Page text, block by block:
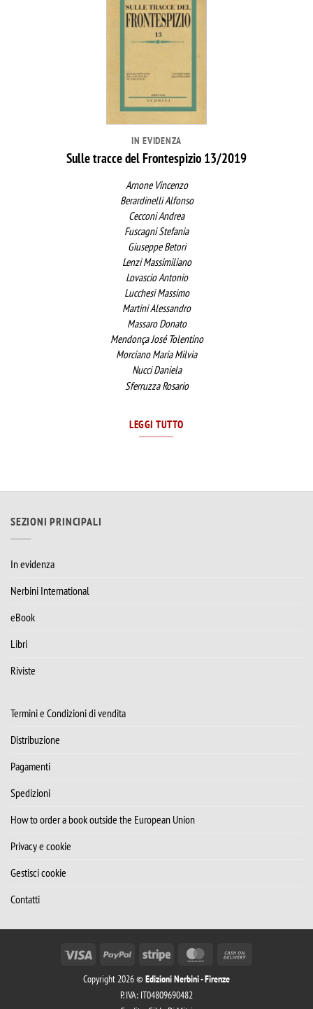
IN EVIDENZA
Sulle tracce del Frontespizio 13/2019
Arnone Vincenzo
Berardinelli Alfonso
Cecconi Andrea
Fuscagni Stefania
Giuseppe Betori
Lenzi Massimiliano
Lovascio Antonio
Lucchesi Massimo
Martini Alessandro
Massaro Donato
Mendonça José Tolentino
Morciano Maria Milvia
Nucci Daniela
Sferruzza Rosario
LEGGI TUTTO
SEZIONI PRINCIPALI
In evidenza
Nerbini International
eBook
Libri
Riviste
Termini e Condizioni di vendita
Distribuzione
Pagamenti
Spedizioni
How to order a book outside the European Union
Privacy e cookie
Gestisci cookie
Contatti
Visa PayPal Stripe MasterCard
Copyright 2026 © Edizioni Nerbini - Firenze
P. IVA: IT04809690482